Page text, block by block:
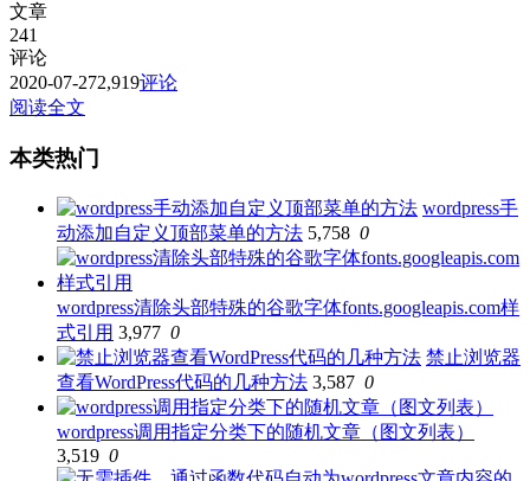
文章
241
评论
2020-07-272,919评论
阅读全文
本类热门
wordpress手
动添加自定义顶部菜单的方法 5,758 0
wordpress清除头部特殊的谷歌字体fonts.googleapis.com样
式引用 3,977 0
禁止浏览器
查看WordPress代码的几种方法 3,587 0
wordpress调用指定分类下的随机文章（图文列表）
3,519 0